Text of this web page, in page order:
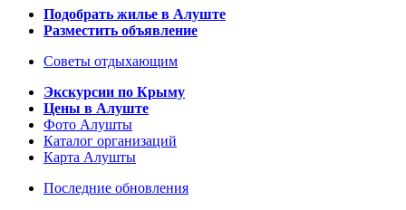
Подобрать жилье в Алуште
Разместить объявление
Советы отдыхающим
Экскурсии по Крыму
Цены в Алуште
Фото Алушты
Каталог организаций
Карта Алушты
Последние обновления